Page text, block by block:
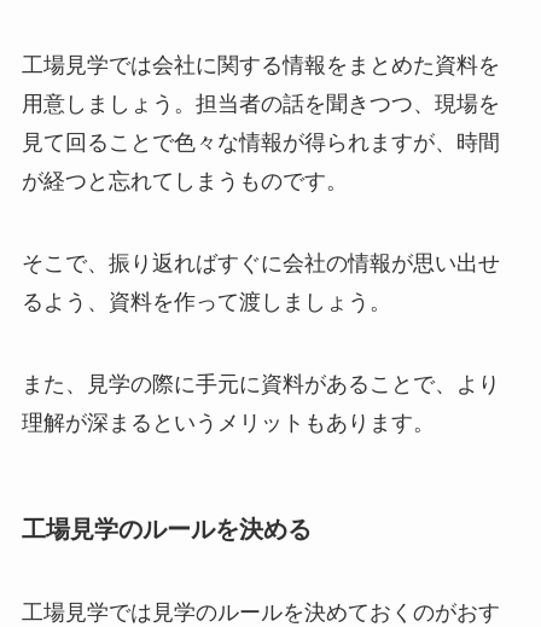
工場見学では会社に関する情報をまとめた資料を
用意しましょう。担当者の話を聞きつつ、現場を
見て回ることで色々な情報が得られますが、時間
が経つと忘れてしまうものです。
そこで、振り返ればすぐに会社の情報が思い出せ
るよう、資料を作って渡しましょう。
また、見学の際に手元に資料があることで、より
理解が深まるというメリットもあります。
工場見学のルールを決める
工場見学では見学のルールを決めておくのがおす